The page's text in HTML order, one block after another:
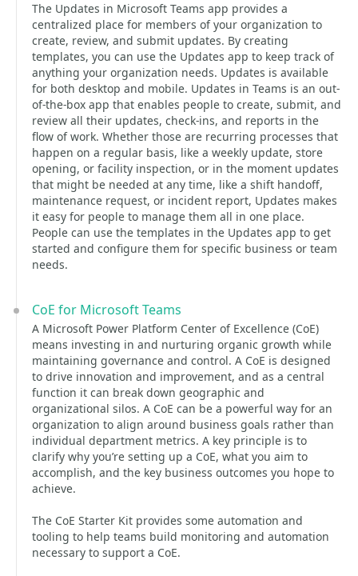
The Updates in Microsoft Teams app provides a
centralized place for members of your organization to
create, review, and submit updates. By creating
templates, you can use the Updates app to keep track of
anything your organization needs. Updates is available
for both desktop and mobile. Updates in Teams is an out-
of-the-box app that enables people to create, submit, and
review all their updates, check-ins, and reports in the
flow of work. Whether those are recurring processes that
happen on a regular basis, like a weekly update, store
opening, or facility inspection, or in the moment updates
that might be needed at any time, like a shift handoff,
maintenance request, or incident report, Updates makes
it easy for people to manage them all in one place.
People can use the templates in the Updates app to get
started and configure them for specific business or team
needs.
CoE for Microsoft Teams
A Microsoft Power Platform Center of Excellence (CoE)
means investing in and nurturing organic growth while
maintaining governance and control. A CoE is designed
to drive innovation and improvement, and as a central
function it can break down geographic and
organizational silos. A CoE can be a powerful way for an
organization to align around business goals rather than
individual department metrics. A key principle is to
clarify why you’re setting up a CoE, what you aim to
accomplish, and the key business outcomes you hope to
achieve.
The CoE Starter Kit provides some automation and
tooling to help teams build monitoring and automation
necessary to support a CoE.